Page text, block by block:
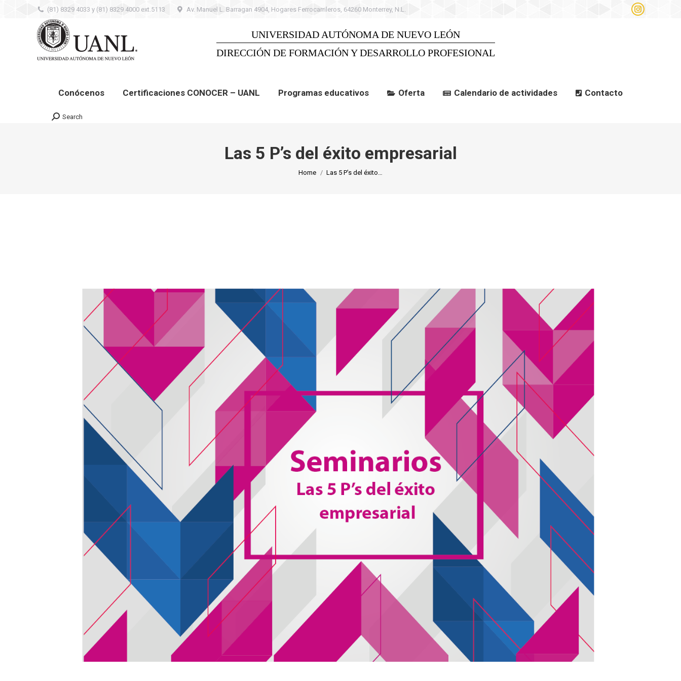
(81) 8329 4033 y (81) 8329 4000 ext.5113 Av. Manuel L. Barragan 4904, Hogares Ferrocarrileros, 64260 Monterrey, N.L.
Instagram
UNIVERSIDAD AUTÓNOMA DE NUEVO LEÓN
DIRECCIÓN DE FORMACIÓN Y DESARROLLO PROFESIONAL
Conócenos Certificaciones CONOCER – UANL Programas educativos Oferta Calendario de actividades Contacto
Search:
Search
Las 5 P’s del éxito empresarial
You are here:
Home Las 5 P’s del éxito…
Conócenos Certificaciones CONOCER – UANL Programas educativos
Contacto